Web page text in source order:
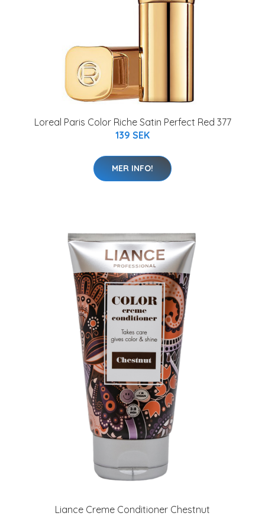
Loreal Paris Color Riche Satin Perfect Red 377
139 SEK
MER INFO!
Liance Creme Conditioner Chestnut